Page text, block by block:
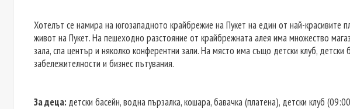
Хотелът се намира на югозападното крайбрежие на Пукет на един от най-
живот на Пукет. На пешеходно разстояние от крайбрежната алея има множество
зала, спа център и няколко конферентни зали. На място има също детски клуб,
забележителности и бизнес пътувания.
За деца: детски басейн, водна пързалка, кошара, бавачка (платена), детски клуб